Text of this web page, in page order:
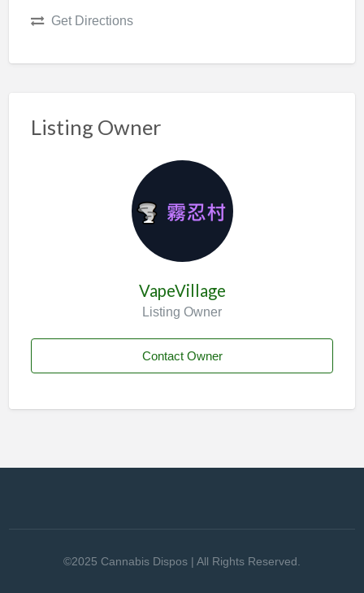
Get Directions
Listing Owner
VapeVillage
Listing Owner
Contact Owner
©2025 Cannabis Dispos | All Rights Reserved.